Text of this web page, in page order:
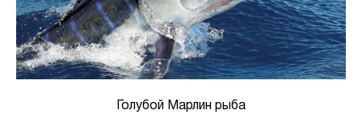
Голубой Марлин рыба